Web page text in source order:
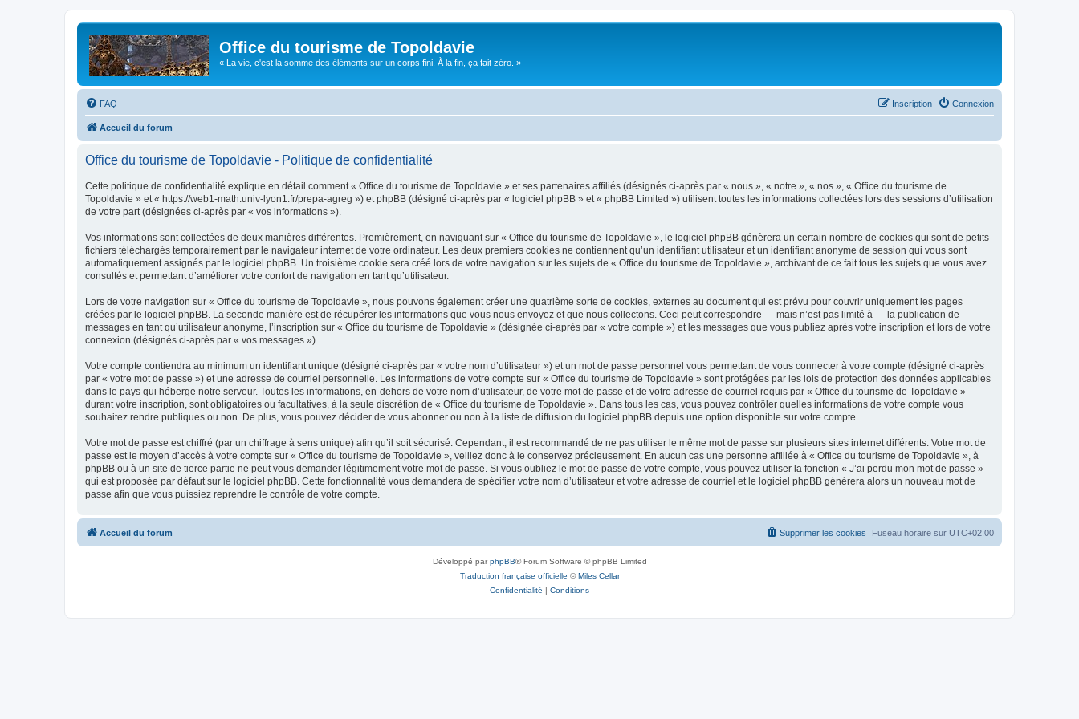
Office du tourisme de Topoldavie
« La vie, c'est la somme des éléments sur un corps fini. À la fin, ça fait zéro. »
FAQ Connexion
Inscription
Accueil du forum
Office du tourisme de Topoldavie - Politique de confidentialité
Cette politique de confidentialité explique en détail comment « Office du tourisme de Topoldavie » et ses partenaires affiliés (désignés ci-après par « nous », « notre », « nos », « Office du tourisme de
Topoldavie » et « https://web1-math.univ-lyon1.fr/prepa-agreg ») et phpBB (désigné ci-après par « logiciel phpBB » et « phpBB Limited ») utilisent toutes les informations collectées lors des sessions d’utilisation
de votre part (désignées ci-après par « vos informations »).
Vos informations sont collectées de deux manières différentes. Premièrement, en naviguant sur « Office du tourisme de Topoldavie », le logiciel phpBB génèrera un certain nombre de cookies qui sont de petits
fichiers téléchargés temporairement par le navigateur internet de votre ordinateur. Les deux premiers cookies ne contiennent qu’un identifiant utilisateur et un identifiant anonyme de session qui vous sont
automatiquement assignés par le logiciel phpBB. Un troisième cookie sera créé lors de votre navigation sur les sujets de « Office du tourisme de Topoldavie », archivant de ce fait tous les sujets que vous avez
consultés et permettant d’améliorer votre confort de navigation en tant qu’utilisateur.
Lors de votre navigation sur « Office du tourisme de Topoldavie », nous pouvons également créer une quatrième sorte de cookies, externes au document qui est prévu pour couvrir uniquement les pages
créées par le logiciel phpBB. La seconde manière est de récupérer les informations que vous nous envoyez et que nous collectons. Ceci peut correspondre — mais n’est pas limité à — la publication de
messages en tant qu’utilisateur anonyme, l’inscription sur « Office du tourisme de Topoldavie » (désignée ci-après par « votre compte ») et les messages que vous publiez après votre inscription et lors de votre
connexion (désignés ci-après par « vos messages »).
Votre compte contiendra au minimum un identifiant unique (désigné ci-après par « votre nom d’utilisateur ») et un mot de passe personnel vous permettant de vous connecter à votre compte (désigné ci-après
par « votre mot de passe ») et une adresse de courriel personnelle. Les informations de votre compte sur « Office du tourisme de Topoldavie » sont protégées par les lois de protection des données applicables
dans le pays qui héberge notre serveur. Toutes les informations, en-dehors de votre nom d’utilisateur, de votre mot de passe et de votre adresse de courriel requis par « Office du tourisme de Topoldavie »
durant votre inscription, sont obligatoires ou facultatives, à la seule discrétion de « Office du tourisme de Topoldavie ». Dans tous les cas, vous pouvez contrôler quelles informations de votre compte vous
souhaitez rendre publiques ou non. De plus, vous pouvez décider de vous abonner ou non à la liste de diffusion du logiciel phpBB depuis une option disponible sur votre compte.
Votre mot de passe est chiffré (par un chiffrage à sens unique) afin qu’il soit sécurisé. Cependant, il est recommandé de ne pas utiliser le même mot de passe sur plusieurs sites internet différents. Votre mot de
passe est le moyen d’accès à votre compte sur « Office du tourisme de Topoldavie », veillez donc à le conservez précieusement. En aucun cas une personne affiliée à « Office du tourisme de Topoldavie », à
phpBB ou à un site de tierce partie ne peut vous demander légitimement votre mot de passe. Si vous oubliez le mot de passe de votre compte, vous pouvez utiliser la fonction « J’ai perdu mon mot de passe »
qui est proposée par défaut sur le logiciel phpBB. Cette fonctionnalité vous demandera de spécifier votre nom d’utilisateur et votre adresse de courriel et le logiciel phpBB générera alors un nouveau mot de
passe afin que vous puissiez reprendre le contrôle de votre compte.
Accueil du forum Fuseau horaire sur UTC+02:00
Supprimer les cookies
Développé parphpBB® Forum Software © phpBB Limited
Traduction française officielle ©Miles Cellar
Confidentialité | Conditions